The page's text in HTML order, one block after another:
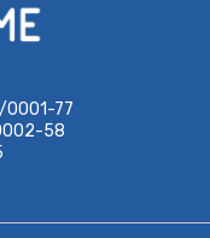
0001-77
58